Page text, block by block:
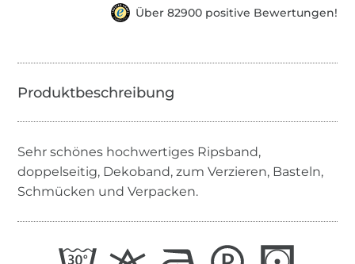
Über 82900 positive Bewertungen!
Sehr schönes hochwertiges Ripsband,
doppelseitig, Dekoband, zum Verzieren, Basteln,
Schmücken und Verpacken.